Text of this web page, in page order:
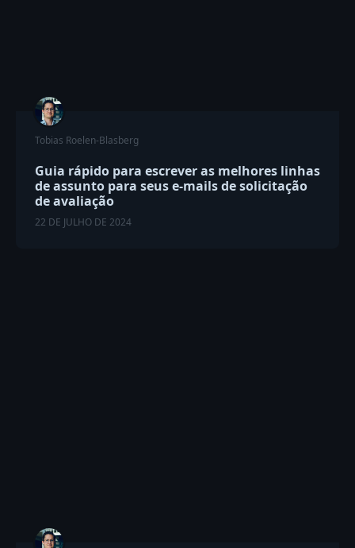
Tobias Roelen-Blasberg
Guia rápido para escrever as melhores linhas
de assunto para seus e-mails de solicitação
de avaliação
22 DE JULHO DE 2024